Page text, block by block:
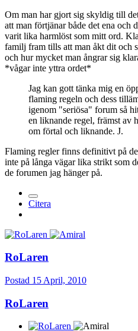
Om man har gjort sig skyldig till
att man förtjänar både det ena och
varit lika harmlöst som mitt ord.
familj fram tills att man åkt dit och
och hur mycket man ångrar sig
*vågar inte yttra ordet*
Jag kan gott tänka mig en
flaming regeln och dess
igenom "seriösa" forum så
en liknande regel, främst av
om förtal och liknande. J.
Flaming regler finns definitivt på
inte på långa vägar lika strikt som
de forumen jag hänger på.
Citera
RoLaren
Postad 15 April, 2010
RoLaren